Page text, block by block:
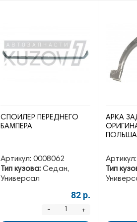
СПОЙЛЕР ПЕРЕДНЕГО
БАМПЕРА
Артикул: 0008062
Тип кузова: Седан,
Универсал
82 р.
+
-
АРКА
ПОЛЬША
Артикул:
Тип